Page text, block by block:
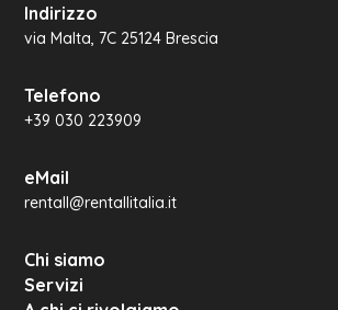
Indirizzo
via Malta, 7C 25124 Brescia
Telefono
+39 030 223909
eMail
rentall@rentallitalia.it
Chi siamo
Servizi